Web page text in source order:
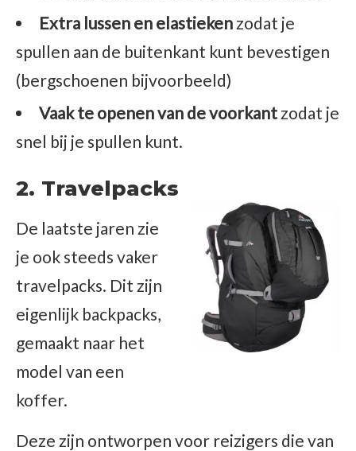
Extra lussen en elastieken zodat je
spullen aan de buitenkant kunt bevestigen
(bergschoenen bijvoorbeeld)
Vaak te openen van de voorkant zodat je
snel bij je spullen kunt.
2. Travelpacks
De laatste jaren zie
je ook steeds vaker
travelpacks. Dit zijn
eigenlijk backpacks,
gemaakt naar het
model van een
koffer.
Deze zijn ontworpen voor reizigers die van